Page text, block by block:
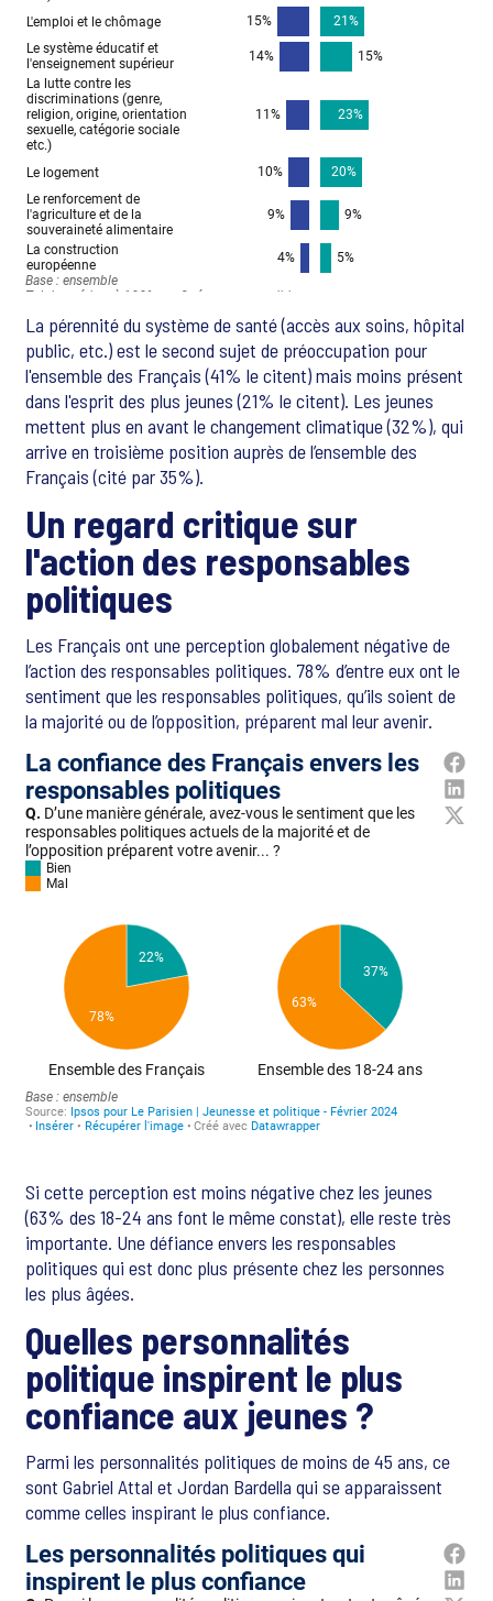
La pérennité du système de santé (accès aux soins, hôpital
public, etc.) est le second sujet de préoccupation pour
l'ensemble des Français (41% le citent) mais moins présent
dans l'esprit des plus jeunes (21% le citent). Les jeunes
mettent plus en avant le changement climatique (32%), qui
arrive en troisième position auprès de l’ensemble des
Français (cité par 35%).
Un regard critique sur
l'action des responsables
politiques
Les Français ont une perception globalement négative de
l’action des responsables politiques. 78% d’entre eux ont le
sentiment que les responsables politiques, qu’ils soient de
la majorité ou de l’opposition, préparent mal leur avenir.
Si cette perception est moins négative chez les jeunes
(63% des 18-24 ans font le même constat), elle reste très
importante. Une défiance envers les responsables
politiques qui est donc plus présente chez les personnes
les plus âgées.
Quelles personnalités
politique inspirent le plus
confiance aux jeunes ?
Parmi les personnalités politiques de moins de 45 ans, ce
sont Gabriel Attal et Jordan Bardella qui se apparaissent
comme celles inspirant le plus confiance.